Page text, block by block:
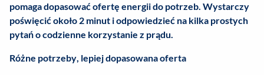
pomaga dopasować ofertę energii do potrzeb. Wystarczy
poświęcić około 2 minut i odpowiedzieć na kilka prostych
pytań o codzienne korzystanie z prądu.
Różne potrzeby, lepiej dopasowana oferta